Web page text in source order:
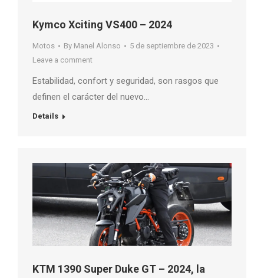
Kymco Xciting VS400 – 2024
Motos By Manel Alonso
5 de septiembre de 2023
Leave a comment
Estabilidad, confort y seguridad, son rasgos que
definen el carácter del nuevo…
Details
KTM 1390 Super Duke GT – 2024, la